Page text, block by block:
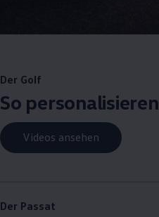
Der Golf
So personalisieren
Videos ansehen
Der Passat